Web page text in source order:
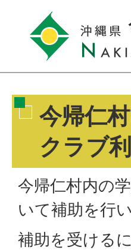
今帰仁
クラブ
今帰仁村内の
いて補助を行い
補助を受ける